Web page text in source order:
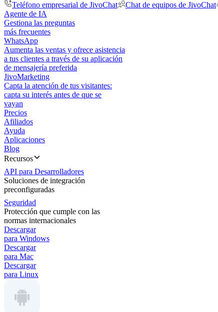
Teléfono empresarial de JivoChat
Chat de equipos de JivoChat
Agente de IA
Gestiona las preguntas
más frecuentes
WhatsApp
Aumenta las ventas y ofrece asistencia
a tus clientes a través de su aplicación
de mensajería preferida
JivoMarketing
Capta la atención de tus visitantes:
capta su interés antes de que se
vayan
Precios
Afiliados
Ayuda
Aplicaciones
Blog
Recursos
API para Desarrolladores
Soluciones de integración
preconfiguradas
Seguridad
Protección que cumple con las
normas internacionales
Descargar
para Windows
Descargar
para Mac
Descargar
para Linux